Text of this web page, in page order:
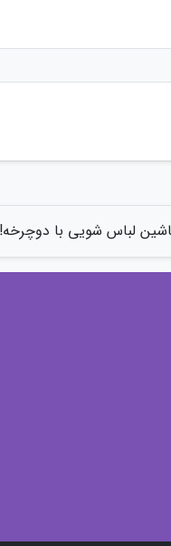
لباس شویی با دوچرخه!